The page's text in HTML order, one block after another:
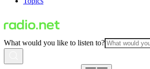
What would you like to listen to?